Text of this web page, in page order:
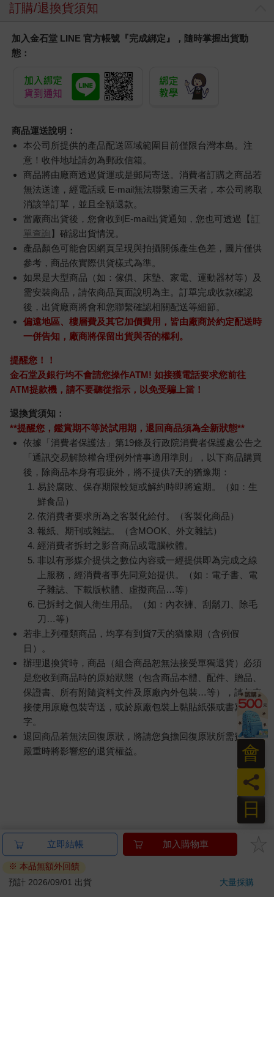
訂購/退換貨須知
加入金石堂 LINE 官方帳號『完成綁定』，隨時掌握出貨動
態：
商品運送說明：
本公司所提供的產品配送區域範圍目前僅限台灣本島。注
意！收件地址請勿為郵政信箱。
商品將由廠商透過貨運或是郵局寄送。消費者訂購之商品若
無法送達，經電話或 E-mail無法聯繫逾三天者，本公司將取
消該筆訂單，並且全額退款。
當廠商出貨後，您會收到E-mail出貨通知，您也可透過【訂
單查詢】確認出貨情況。
產品顏色可能會因網頁呈現與拍攝關係產生色差，圖片僅供
參考，商品依實際供貨樣式為準。
如果是大型商品（如：傢俱、床墊、家電、運動器材等）及
需安裝商品，請依商品頁面說明為主。訂單完成收款確認
後，出貨廠商將會和您聯繫確認相關配送等細節。
偏遠地區、樓層費及其它加價費用，皆由廠商於約定配送時
一併告知，廠商將保留出貨與否的權利。
提醒您！！
金石堂及銀行均不會請您操作ATM! 如接獲電話要求您前往
ATM提款機，請不要聽從指示，以免受騙上當！
退換貨須知：
**提醒您，鑑賞期不等於試用期，退回商品須為全新狀態**
依據「消費者保護法」第19條及行政院消費者保護處公告之
「通訊交易解除權合理例外情事適用準則」，以下商品購買
後，除商品本身有瑕疵外，將不提供7天的猶豫期：
易於腐敗、保存期限較短或解約時即將逾期。（如：生
鮮食品）
依消費者要求所為之客製化給付。（客製化商品）
報紙、期刊或雜誌。（含MOOK、外文雜誌）
經消費者拆封之影音商品或電腦軟體。
非以有形媒介提供之數位內容或一經提供即為完成之線
上服務，經消費者事先同意始提供。（如：電子書、電
子雜誌、下載版軟體、虛擬商品…等）
已拆封之個人衛生用品。（如：內衣褲、刮鬍刀、除毛
刀…等）
若非上列種類商品，均享有到貨7天的猶豫期（含例假
日）。
辦理退換貨時，商品（組合商品恕無法接受單獨退貨）必須
是您收到商品時的原始狀態（包含商品本體、配件、贈品、
保證書、所有附隨資料文件及原廠內外包裝…等），請勿直
接使用原廠包裝寄送，或於原廠包裝上黏貼紙張或書寫文
字。
退回商品若無法回復原狀，將請您負擔回復原狀所需費用，
嚴重時將影響您的退貨權益。
立即結帳 加入購物車
※ 本品無額外回饋
日
員
會